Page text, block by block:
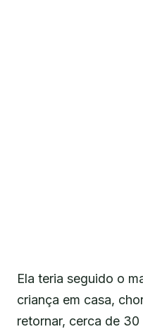
Ela teria seguido o
criança em casa,
retornar, cerca de